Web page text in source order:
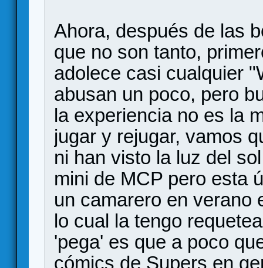
Ahora, después de las
que no son tanto,
adolece casi cualquier
abusan un poco, pero
la experiencia no es la
jugar y rejugar, vamos
ni han visto la luz del
mini de MCP pero esta
un camarero en verano
lo cual la tengo
'pega' es que a poco
cómics de Supers en